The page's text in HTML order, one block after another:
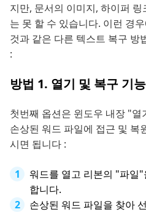
지만, 문서의 이미지, 하이퍼
는 못 할 수 있습니다. 이런 경
것과 같은 다른 텍스트 복구 방
:
방법 1. 열기 및 복구 기
첫번째 옵션은 윈도우 내장 "
손상된 워드 파일에 접근 및 복
시면 됩니다 :
워드를 열고 리본의 "파일
합니다.
손상된 워드 파일을 찾아